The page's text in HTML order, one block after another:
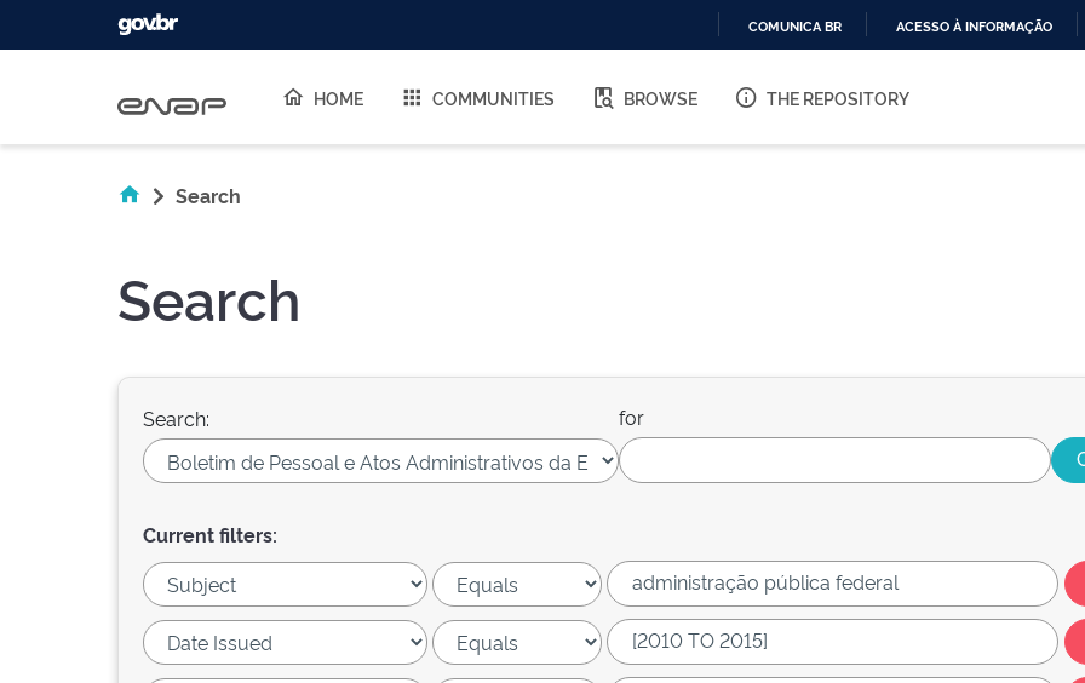
O
COMUNICA BR ACESSO À INFORMAÇÃO
HOME COMMUNITIES BROWSE THE REPOSITORY
Search
Search
Search: for
Current filters: